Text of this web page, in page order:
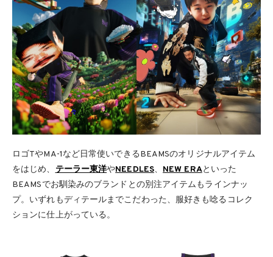
ロゴTやMA-1など日常使いできるBEAMSのオリジナルアイテム
をはじめ、 テーラー東洋やNEEDLES、 NEW ERAといった
BEAMSでお馴染みのブランドとの別注アイテムもラインナッ
プ。いずれもディテールまでこだわった、服好きも唸るコレク
ションに仕上がっている。